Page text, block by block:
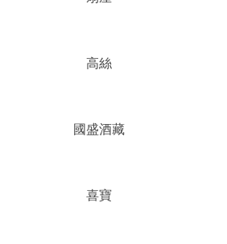
高絲
國盛酒藏
喜寶